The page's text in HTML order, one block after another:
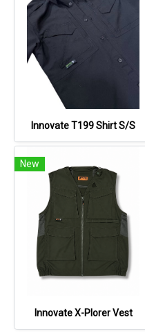
Innovate T199 Shirt S/S
New
Innovate X-Plorer Vest